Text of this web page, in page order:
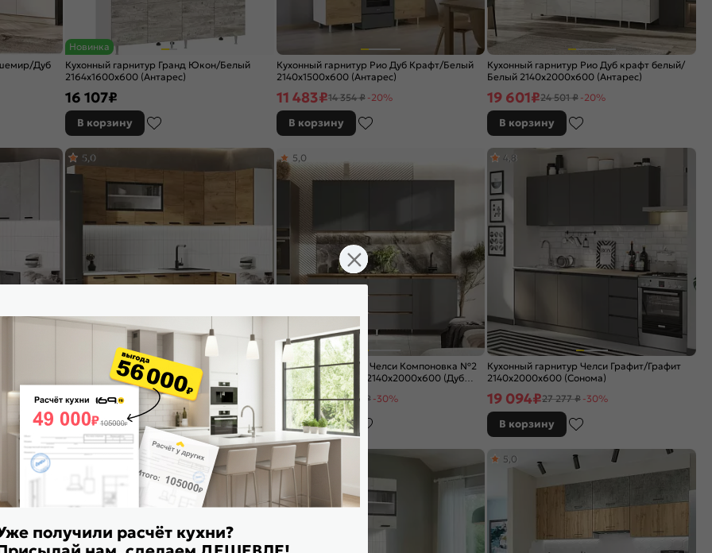
Дуб
Новинка
Кухонный гарнитур Гранд Юкон/Белый
2164x1600x600 (Антарес)
16 107₽
В корзину
Кухонный гарнитур Рио Дуб Крафт/Белый
2140x1500x600 (Антарес)
11 483₽14 354 ₽ -20%
В корзину
Кухонный гарнитур Рио Дуб крафт белый/
Белый 2140x2000x600 (Антарес)
19 601₽24 501 ₽ -20%
В корзину
1000x600
Кухонный гарнитур Рио Дуб Крафт/Белый
2140x2400/1000x600 (Антарес)
5,0
29 910₽42 729 ₽-30%
В корзину
Кухонный гарнитур Челси Компоновка №2
Графит/Дуб Крафт 2140x2000x600 (Дуб
вотан)
5,0
20 186₽28 837 ₽ -30%
В корзину
Кухонный гарнитур Челси Графит/Графит
2140x2000x600 (Сонома)
4,8
19 094₽27 277 ₽ -30%
В корзину
5,0 5,0
получили расчёт кухни?